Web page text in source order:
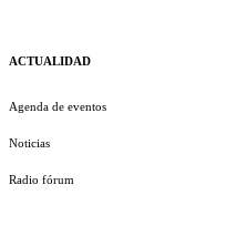
ACTUALIDAD
Agenda de eventos
Noticias
Radio fórum